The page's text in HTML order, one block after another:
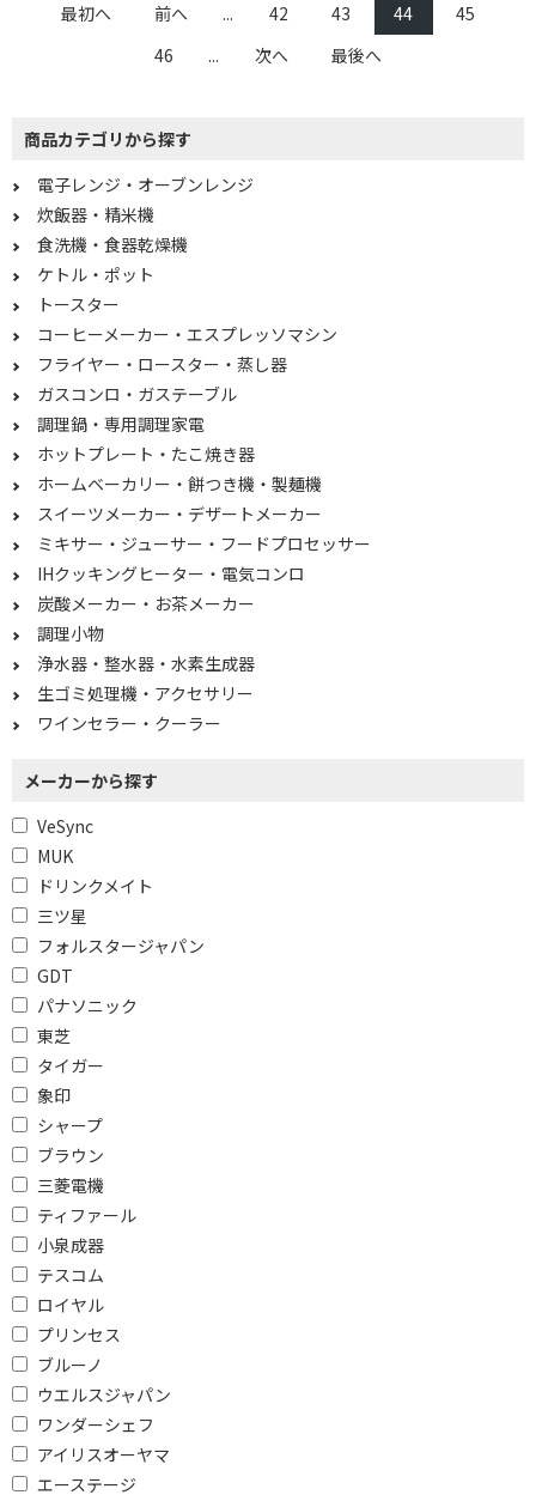
最初へ 前へ ... 42 43 44
45
46
... 次へ 最後へ
商品カテゴリから探す
電子レンジ・オーブンレンジ
炊飯器・精米機
食洗機・食器乾燥機
ケトル・ポット
トースター
コーヒーメーカー・エスプレッソマシン
フライヤー・ロースター・蒸し器
ガスコンロ・ガステーブル
調理鍋・専用調理家電
ホットプレート・たこ焼き器
ホームベーカリー・餅つき機・製麺機
スイーツメーカー・デザートメーカー
ミキサー・ジューサー・フードプロセッサー
IHクッキングヒーター・電気コンロ
炭酸メーカー・お茶メーカー
調理小物
浄水器・整水器・水素生成器
生ゴミ処理機・アクセサリー
ワインセラー・クーラー
メーカーから探す
VeSync
MUK
ドリンクメイト
三ツ星
フォルスタージャパン
GDT
パナソニック
東芝
タイガー
象印
シャープ
ブラウン
三菱電機
ティファール
小泉成器
テスコム
ロイヤル
プリンセス
ブルーノ
ウエルスジャパン
ワンダーシェフ
アイリスオーヤマ
エーステージ
3合
3.5合
5.5合
6合
2.2升
5升
5.6合～1升
3.1升以上
炊飯方式で絞り込む
圧力IH
マイコン
精米方式で絞り込む
かくはん式
無洗米コースで絞り込む
有
胚芽米コースで絞り込む
庫内容量で絞り込む
26L以上
451～481mm未満
481～501mm以上
高さ(外形)で絞り込む
281～301mm未満
301～331ｍｍ未満
351～400mm未満
301mm以上